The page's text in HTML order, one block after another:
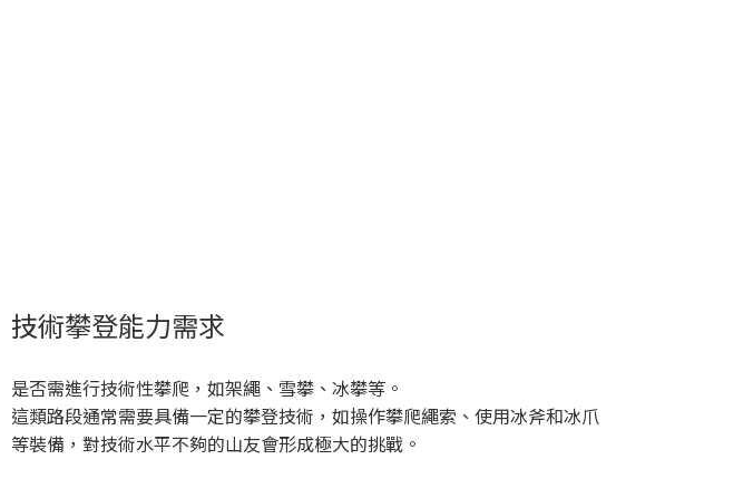
技術攀登能力需求
是否需進行技術性攀爬，如架繩、雪攀、冰攀等。
這類路段通常需要具備一定的攀登技術，如操作攀爬繩索、使用冰斧和冰爪
等裝備，對技術水平不夠的山友會形成極大的挑戰。